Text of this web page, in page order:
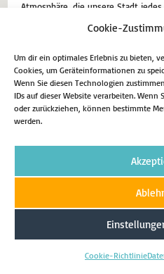
Cookie-
Um dir ein optimales Erlebnis zu bieten,
Cookies, um Geräteinformationen zu
Wenn Sie diesen Technologien
IDs auf dieser Website verarbeiten.
oder zurückziehen, können bestimmte
werden.
Cookie-Richtlinie
Atmosphäre, die unsere Stadt
Weiterlesen
Datenschutz
Copyright 2026 -